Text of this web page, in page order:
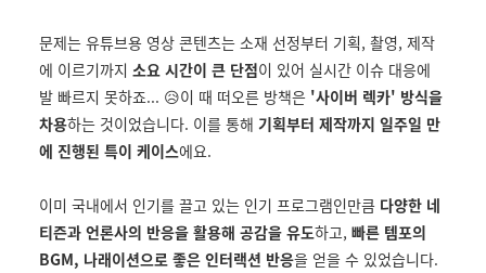
문제는 유튜브용 영상 콘텐츠는 소재 선정부터 기획, 촬영, 제작
에 이르기까지 소요 시간이 큰 단점이 있어 실시간 이슈 대응에
발 빠르지 못하죠... 😥이 때 떠오른 방책은 '사이버 렉카' 방식을
차용하는 것이었습니다. 이를 통해 기획부터 제작까지 일주일 만
에 진행된 특이 케이스에요.
이미 국내에서 인기를 끌고 있는 인기 프로그램인만큼 다양한 네
티즌과 언론사의 반응을 활용해 공감을 유도하고, 빠른 템포의
BGM, 나래이션으로 좋은 인터랙션 반응을 얻을 수 있었습니다.